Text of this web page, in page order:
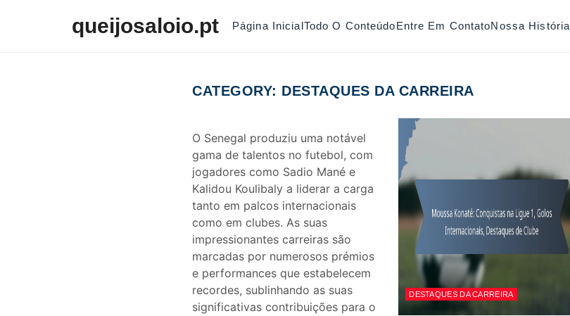
queijosaloio.pt Página InicialTodo O ConteúdoEntre Em ContatoNossa História
CATEGORY: DESTAQUES DA CARREIRA
O Senegal produziu uma notável
gama de talentos no futebol, com
jogadores como Sadio Mané e
Kalidou Koulibaly a liderar a carga
tanto em palcos internacionais
como em clubes. As suas
impressionantes carreiras são
marcadas por numerosos prémios
e performances que estabelecem
recordes, sublinhando as suas
significativas contribuições para o
DESTAQUES DA CARREIRA